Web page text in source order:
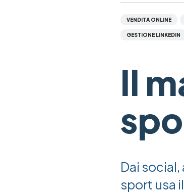
VENDITA ONLINE
GESTIONE LINKEDIN
Il
Dai
sport usa